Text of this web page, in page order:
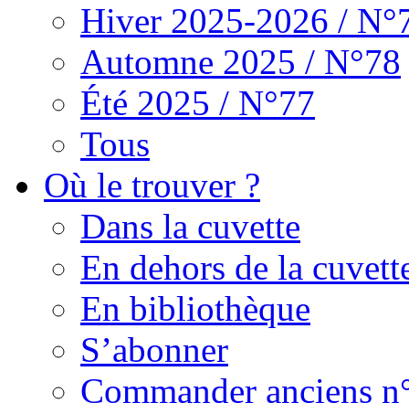
Hiver 2025-2026 /
Automne 2025 / N°78
Été 2025 / N°77
Tous
Où le trouver ?
Dans la cuvette
En dehors de la
En bibliothèque
S’abonner
Commander anciens